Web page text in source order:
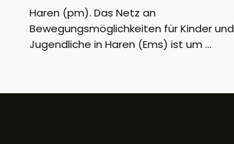
Haren (pm). Das Netz an
Bewegungsmöglichkeiten für Kinder und
Jugendliche in Haren (Ems) ist um ...